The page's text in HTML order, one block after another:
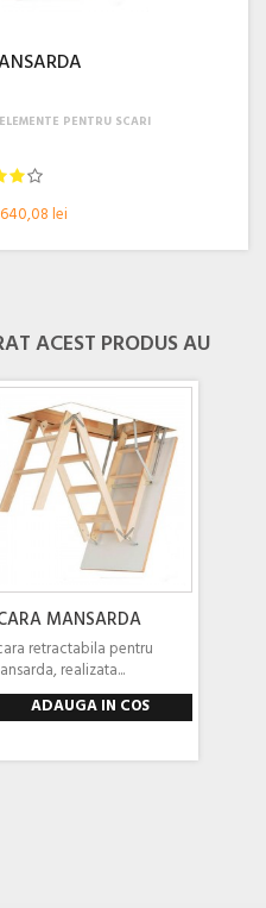
lei
PENTRU SCARI
ACEST PRODUS AU
MANSARDA
retractabila pentru
realizata...
ADAUGA IN COS